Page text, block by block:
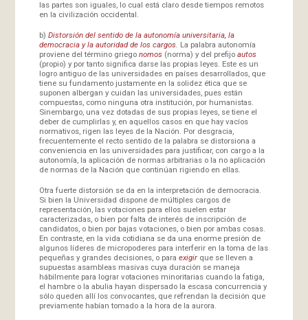
las partes son iguales, lo cual está claro desde tiempos remotos
en la civilización occidental.
b) Distorsión del sentido de la autonomía universitaria, la
democracia y la autoridad de los cargos. La palabra autonomía
proviene del término griego nomos (norma) y del prefijo autos
(propio) y por tanto significa darse las propias leyes. Este es un
logro antiguo de las universidades en países desarrollados, que
tiene su fundamento justamente en la solidez ética que se
suponen albergan y cuidan las universidades, pues están
compuestas, como ninguna otra institución, por humanistas.
Sinembargo, una vez dotadas de sus propias leyes, se tiene el
deber de cumplirlas y, en aquellos casos en que hay vacíos
normativos, rigen las leyes de la Nación. Por desgracia,
frecuentemente el recto sentido de la palabra se distorsiona a
conveniencia en las universidades para justificar, con cargo a la
autonomía, la aplicación de normas arbitrarias o la no aplicación
de normas de la Nación que continúan rigiendo en ellas.
Otra fuerte distorsión se da en la interpretación de democracia.
Si bien la Universidad dispone de múltiples cargos de
representación, las votaciones para ellos suelen estar
caracterizadas, o bien por falta de interés de inscripción de
candidatos, o bien por bajas votaciones, o bien por ambas cosas.
En contraste, en la vida cotidiana se da una enorme presión de
algunos líderes de micropoderes para interferir en la toma de las
pequeñas y grandes decisiones, o para exigir que se lleven a
supuestas asambleas masivas cuya duración se maneja
hábilmente para lograr votaciones minoritarias cuando la fatiga,
el hambre o la abulia hayan dispersado la escasa concurrencia y
sólo queden allí los convocantes, que refrendan la decisión que
previamente habían tomado a la hora de la aurora.